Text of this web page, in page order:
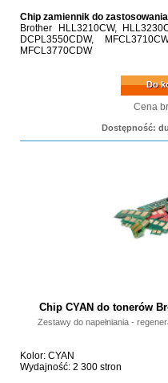
Chip zamiennik do
Brother HLL3210CW,
DCPL3550CDW,
MFCL3770CDW
Do
Cena
Dostępność:
Chip CYAN do tonerów
Zestawy do napełniania -
Kolor: CYAN
Wydajność: 2 300 stron